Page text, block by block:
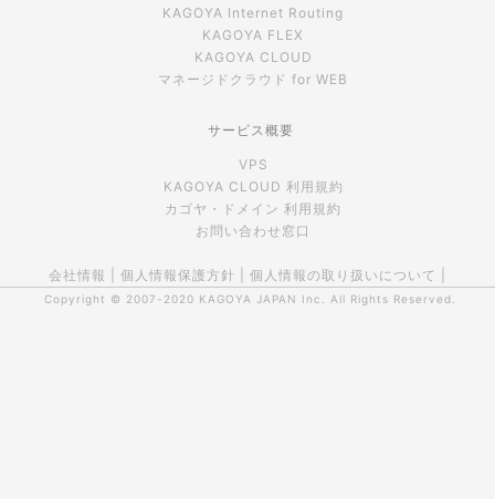
KAGOYA Internet Routing
KAGOYA FLEX
KAGOYA CLOUD
マネージドクラウド for WEB
サービス概要
VPS
KAGOYA CLOUD 利用規約
カゴヤ・ドメイン 利用規約
お問い合わせ窓口
会社情報 個人情報保護方針 個人情報の取り扱いについて
Copyright © 2007-2020 KAGOYA JAPAN Inc. All Rights Reserved.